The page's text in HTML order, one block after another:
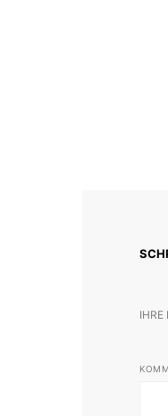
IHRE